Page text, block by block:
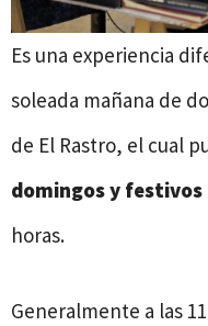
Es una experiencia
soleada mañana de
de El Rastro, el cual
domingos y festivos
horas.
Generalmente a las